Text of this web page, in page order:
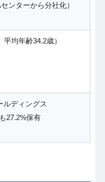
ンターから分社化）
均年齢34.2歳）
ルディングス
27.2%保有